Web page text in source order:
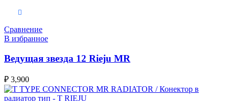
Сравнение
В избранное
Ведущая звезда 12 Rieju MR
₽ 3,900